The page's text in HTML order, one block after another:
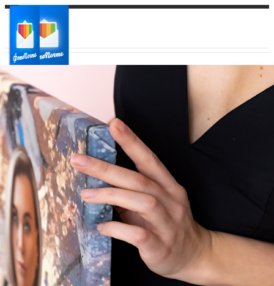
Ваш город:
Ваш регион доставки
Выберите из списка: